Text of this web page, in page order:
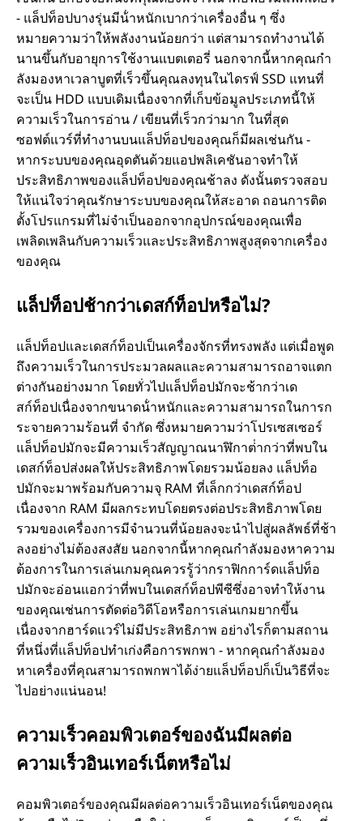
- แล็ปท็อปบางรุ่นมีน้ําหนักเบากว่าเครื่องอื่น ๆ ซึ่ง
หมายความว่าให้พลังงานน้อยกว่า แต่สามารถทํางานได้
นานขึ้นกับอายุการใช้งานแบตเตอรี่ นอกจากนี้หากคุณกํา
ลังมองหาเวลาบูตที่เร็วขึ้นคุณลงทุนในไดรฟ์ SSD แทนที่
จะเป็น HDD แบบเดิมเนื่องจากที่เก็บข้อมูลประเภทนี้ให้
ความเร็วในการอ่าน / เขียนที่เร็วกว่ามาก ในที่สุด
ซอฟต์แวร์ที่ทํางานบนแล็ปท็อปของคุณก็มีผลเช่นกัน -
หากระบบของคุณอุดตันด้วยแอปพลิเคชันอาจทําให้
ประสิทธิภาพของแล็ปท็อปของคุณช้าลง ดังนั้นตรวจสอบ
ให้แน่ใจว่าคุณรักษาระบบของคุณให้สะอาด ถอนการติด
ตั้งโปรแกรมที่ไม่จําเป็นออกจากอุปกรณ์ของคุณเพื่อ
เพลิดเพลินกับความเร็วและประสิทธิภาพสูงสุดจากเครื่อง
ของคุณ
แล็ปท็อปช้ากว่าเดสก์ท็อปหรือไม่?
แล็ปท็อปและเดสก์ท็อปเป็นเครื่องจักรที่ทรงพลัง แต่เมื่อพูด
ถึงความเร็วในการประมวลผลและความสามารถอาจแตก
ต่างกันอย่างมาก โดยทั่วไปแล็ปท็อปมักจะช้ากว่าเด
สก์ท็อปเนื่องจากขนาดน้ําหนักและความสามารถในการก
ระจายความร้อนที่ จํากัด ซึ่งหมายความว่าโปรเซสเซอร์
แล็ปท็อปมักจะมีความเร็วสัญญาณนาฬิกาต่ํากว่าที่พบใน
เดสก์ท็อปส่งผลให้ประสิทธิภาพโดยรวมน้อยลง แล็ปท็อ
ปมักจะมาพร้อมกับความจุ RAM ที่เล็กกว่าเดสก์ท็อป
เนื่องจาก RAM มีผลกระทบโดยตรงต่อประสิทธิภาพโดย
รวมของเครื่องการมีจํานวนที่น้อยลงจะนําไปสู่ผลลัพธ์ที่ช้า
ลงอย่างไม่ต้องสงสัย นอกจากนี้หากคุณกําลังมองหาความ
ต้องการในการเล่นเกมคุณควรรู้ว่ากราฟิกการ์ดแล็ปท็อ
ปมักจะอ่อนแอกว่าที่พบในเดสก์ท็อปพีซีซึ่งอาจทําให้งาน
ของคุณเช่นการตัดต่อวิดีโอหรือการเล่นเกมยากขึ้น
เนื่องจากฮาร์ดแวร์ไม่มีประสิทธิภาพ อย่างไรก็ตามสถาน
ที่หนึ่งที่แล็ปท็อปทําเก่งคือการพกพา - หากคุณกําลังมอง
หาเครื่องที่คุณสามารถพกพาได้ง่ายแล็ปท็อปก็เป็นวิธีที่จะ
ไปอย่างแน่นอน!
ความเร็วคอมพิวเตอร์ของฉันมีผลต่อ
ความเร็วอินเทอร์เน็ตหรือไม่
คอมพิวเตอร์ของคุณมีผลต่อความเร็วอินเทอร์เน็ตของคุณ